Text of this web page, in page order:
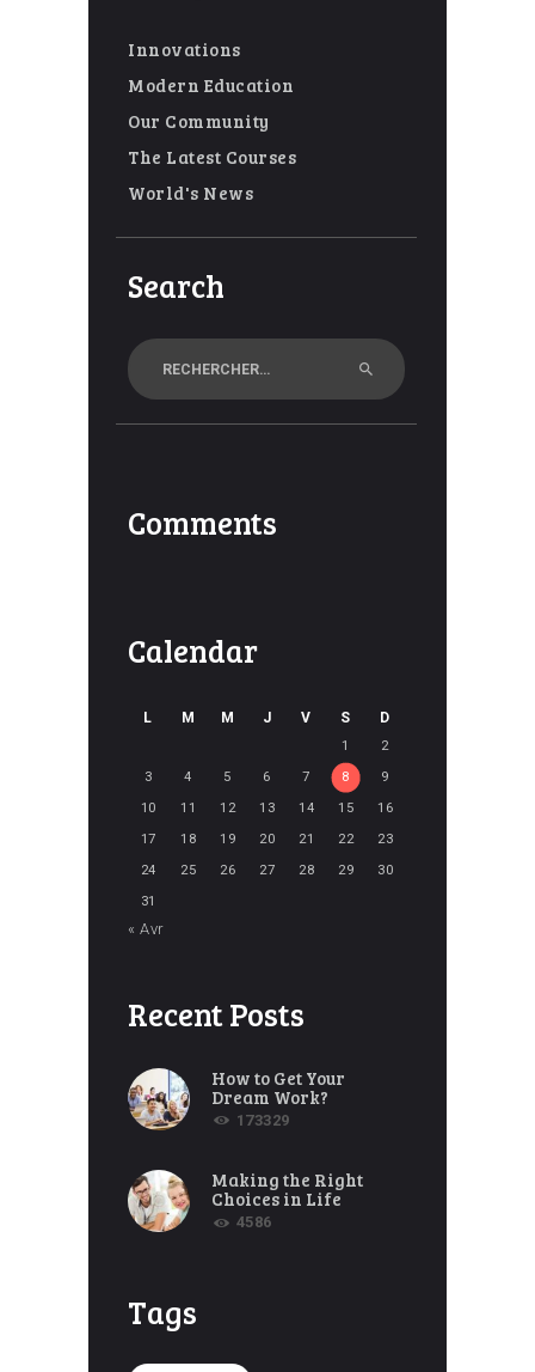
Innovations
Modern Education
Our Community
The Latest Courses
World's News
Search
Rechercher :
Comments
Calendar
L M M J V S D
1
2
3
4 5 6 7 8
9
10
11 12 13 14 15
16
17
18 19 20 21 22
23
24
25 26 27 28 29
30
31
« Avr
Recent Posts
How to Get Your
Dream Work?
173329
Making the Right
Choices in Life
4586
Tags